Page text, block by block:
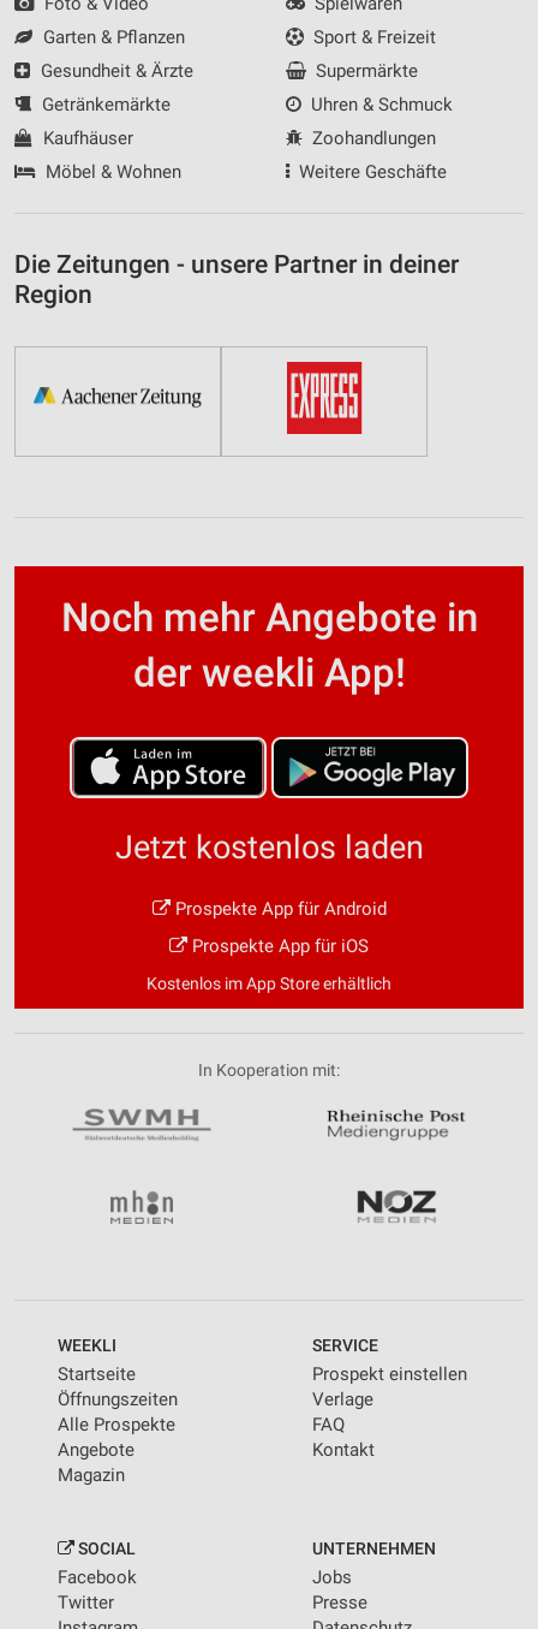
Garten & Pflanzen
Gesundheit & Ärzte
Getränkemärkte
Kaufhäuser
Möbel & Wohnen
Sport & Freizeit
Supermärkte
Uhren & Schmuck
Zoohandlungen
Weitere Geschäfte
Die Zeitungen - unsere Partner in deiner
Region
Noch mehr Angebote in
der weekli App!
Jetzt kostenlos laden
Prospekte App für Android
Prospekte App für iOS
Kostenlos im App Store erhältlich
In Kooperation mit:
WEEKLI
Startseite
Öffnungszeiten
Alle Prospekte
Angebote
Magazin
SERVICE
Prospekt einstellen
Verlage
FAQ
Kontakt
SOCIAL
Facebook
Twitter
UNTERNEHMEN
Jobs
Presse